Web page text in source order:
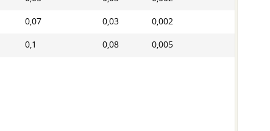
0,07 0,03 0,002
0,1 0,08 0,005